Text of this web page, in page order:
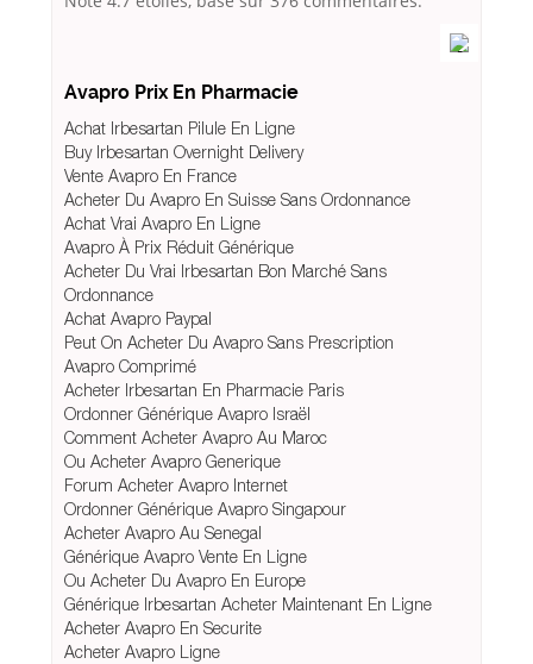
Avapro Prix En Pharmacie
Achat Irbesartan Pilule En Ligne
Buy Irbesartan Overnight Delivery
Vente Avapro En France
Acheter Du Avapro En Suisse Sans Ordonnance
Achat Vrai Avapro En Ligne
Avapro À Prix Réduit Générique
Acheter Du Vrai Irbesartan Bon Marché Sans
Ordonnance
Achat Avapro Paypal
Peut On Acheter Du Avapro Sans Prescription
Avapro Comprimé
Acheter Irbesartan En Pharmacie Paris
Ordonner Générique Avapro Israël
Comment Acheter Avapro Au Maroc
Ou Acheter Avapro Generique
Forum Acheter Avapro Internet
Ordonner Générique Avapro Singapour
Acheter Avapro Au Senegal
Générique Avapro Vente En Ligne
Ou Acheter Du Avapro En Europe
Générique Irbesartan Acheter Maintenant En Ligne
Acheter Avapro En Securite
Acheter Avapro Ligne